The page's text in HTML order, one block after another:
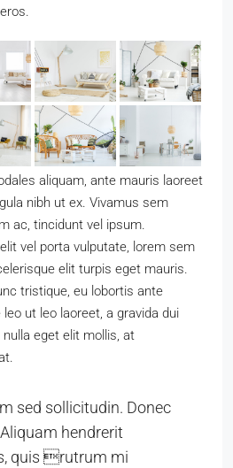
aliquam, ante mauris laoreet
nibh ut ex. Vivamus sem
ac, tincidunt vel ipsum.
vel porta vulputate, lorem sem
elit turpis eget mauris.
tristique, eu lobortis ante
ut leo laoreet, a gravida dui
eget elit mollis, at
sed sollicitudin. Donec
hendrerit
quis rutrum mi